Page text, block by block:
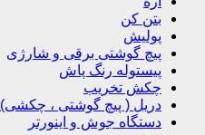
بتن کن
پولیش
پیچ گوشتی برقی و شارژی
پیستوله رنگ پاش
چکش تخریب
دریل ( پیچ گوشتی ، چکشی)
دستگاه جوش و اینورتر